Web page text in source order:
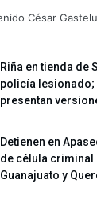
César
Riña en tienda de
policía lesionado;
presentan
Detienen en
de célula criminal
Guanajuato y